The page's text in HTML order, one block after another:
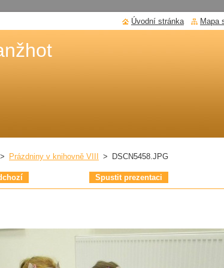
> Prázdniny v knihovně VIII > DSCN5458.JPG
Spustit prezentaci
Úvodní stránka Mapa